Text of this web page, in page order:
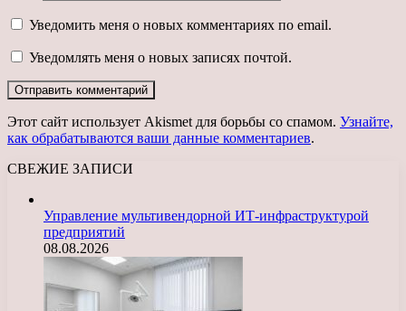
Уведомить меня о новых комментариях по email.
Уведомлять меня о новых записях почтой.
Этот сайт использует Akismet для борьбы со спамом. Узнайте,
как обрабатываются ваши данные комментариев.
СВЕЖИЕ ЗАПИСИ
Управление мультивендорной ИТ-инфраструктурой
предприятий
08.08.2026